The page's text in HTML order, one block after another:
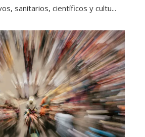
sanitarios, científicos y cultu...